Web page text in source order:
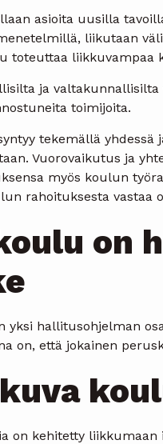
asioita uusilla
liikutaan
toteuttaa liikkuvampaa
ja
toimijoita.
tekemällä
Vuorovaikutus ja
myös koulun
rahoituksesta
on
yksi hallitusohjelman
on, että jokainen
on kehitetty liikkumaan